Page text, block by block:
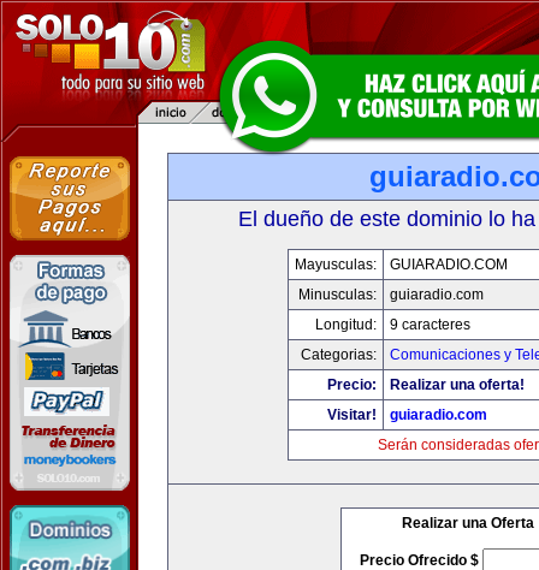
El dueño de este dominio lo
Mayusculas:
GUIARADIO.COM
Minusculas:
guiaradio.com
Longitud:
9 caracteres
Categorias:
Comunicaciones y
Precio:
Realizar una oferta!
Visitar!
guiaradio.com
Serán consideradas
Realizar una Oferta
Precio Ofrecido $